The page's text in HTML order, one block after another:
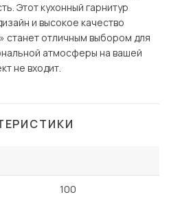
Этот кухонный гарнитур
и высокое качество
станет отличным выбором для
атмосферы на вашей
не входит.
100